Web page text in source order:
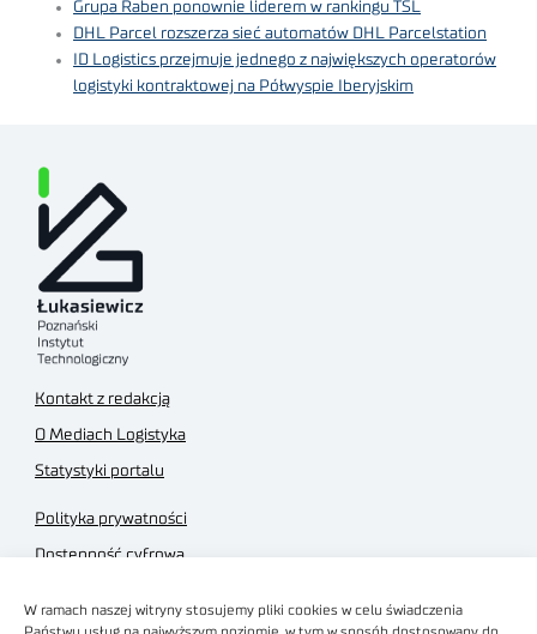
W ramach naszej witryny stosujemy pliki cookies w celu świadczenia
Grupa Raben ponownie liderem w rankingu TSL
DHL Parcel rozszerza sieć automatów DHL Parcelstation
ID Logistics przejmuje jednego z największych operatorów
logistyki kontraktowej na Półwyspie Iberyjskim
Kontakt z redakcją
O Mediach Logistyka
Statystyki portalu
Polityka prywatności
Dostępność cyfrowa
Regulamin sklepu